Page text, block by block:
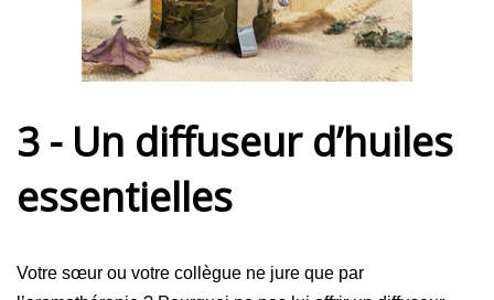
3 - Un diffuseur d’huiles
essentielles
Votre sœur ou votre collègue ne jure que par